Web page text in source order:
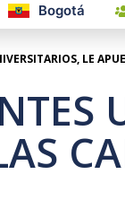
Bogotá
LE